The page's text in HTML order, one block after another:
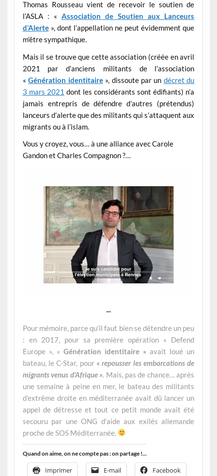
Thomas Rousseau vient de recevoir le soutien de
l’ASLA : « Association de Soutien aux Lanceurs
d’Alerte », dont l’appellation ne peut évidemment que
m’être sympathique.
Mais il se trouve que cette association (créée en avril
2021 par d’anciens militants de l’association
«Génération identitaire », dissoute par un décret du
3 mars 2021 dont les considérants sont édifiants) n’a
jamais entrepris de défendre d’autres (prétendus)
lanceurs d’alerte que des militants qui s’attaquent aux
migrants ou à l’islam.
Vous y croyez, vous… à une alliance avec Carole
Gandon et Charles Compagnon ?…
—
Pour mémoire, parce qu’il faut bien se détendre un peu
: en 2017, pour sa première opération « Defend
Europe », « Génération identitaire » avait loué un
bateau, le C-Star, pour «repousser les embarcations de
migrants venus d’Afrique». Mais, pas de chance… après
une semaine à peine en mer, le bateau des militants
d’extrême droite en méditerranée avait dû lancer un
appel de détresse et tout ce petit monde avait été
secouru par une ONG d’aide aux exilés allemande
proche de SOS Méditerranée.
Quand on aime, on ne compte pas : on partage !...
Imprimer E-mail Facebook